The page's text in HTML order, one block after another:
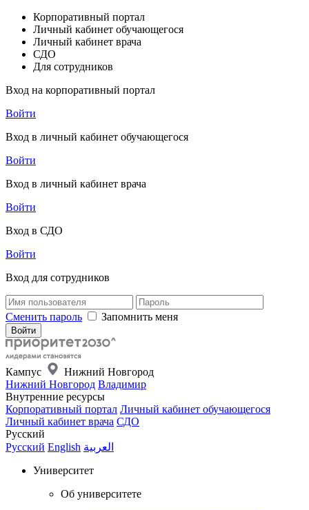
Корпоративный портал
Личный кабинет обучающегося
Личный кабинет врача
СДО
Для сотрудников
Вход на корпоративный портал
Войти
Вход в личный кабинет обучающегося
Войти
Вход в личный кабинет врача
Войти
Вход в СДО
Войти
Вход для сотрудников
Сменить пароль Запомнить меня
Кампус
Нижний Новгород
Нижний Новгород Владимир
Внутренние ресурсы
Корпоративный портал Личный кабинет обучающегося
Личный кабинет врача СДО
Русский
Русский English العربية
Университет
Об университете